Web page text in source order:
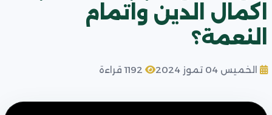
اكمال الدين واتمام
النعمة؟
الخميس 04 تموز 2024